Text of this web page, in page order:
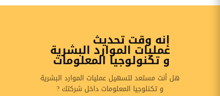
إنه وقت تحديث
عمليات الموارد البشرية
و تكنولوجيا المعلومات
هل أنت مستعد لتسهيل عمليات الموارد البشرية
و تكنلوجيا المعلومات داخل شركتك ?